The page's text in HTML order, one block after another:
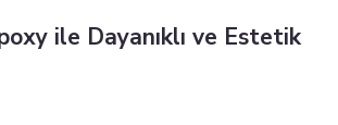
ile Dayanıklı ve Estetik